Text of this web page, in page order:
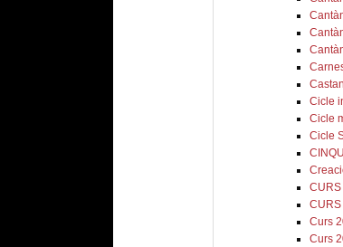
Cicle
Cicle
Cicle
Curs
Curs